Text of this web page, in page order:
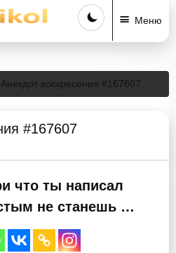
Меню
воскресения #167607
#167607
что ты написал
не станешь …